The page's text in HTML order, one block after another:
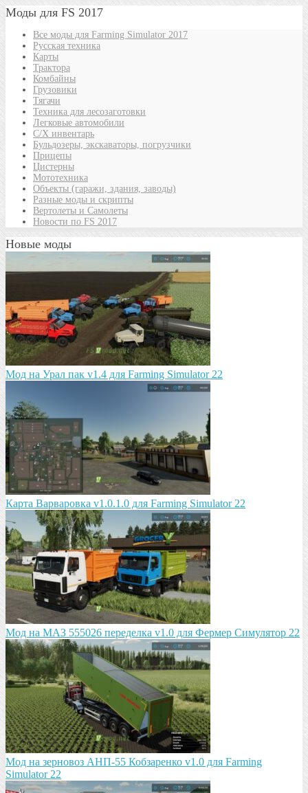
Моды для FS 2017
Все моды для Farming Simulator 2017
Русская техника
Карты
Трактора
Комбайны
Грузовики
Тягачи
Техника для лесозаготовки
Легковые автомобили
С/Х инвентарь
Бульдозеры, экскаваторы, погрузчики
Прицепы
Цистерны
Мототехника
Объекты (гаражи, здания, заводы)
Разные моды и скрипты
Вертолеты и Самолеты
Новости по FS 2017
Новые моды
Мод на Урал пак v1.4 для Farming Simulator 22
Карта Варваровка v1.0.1.0 для Farming Simulator 22
Мод на МАЗ 555026 пeрeдeлка v1.0 для Фермер Симулятор 22
Мод на зeрновоз АНП-55 Кобзарeнко v1.0 для Farming
Simulator 22